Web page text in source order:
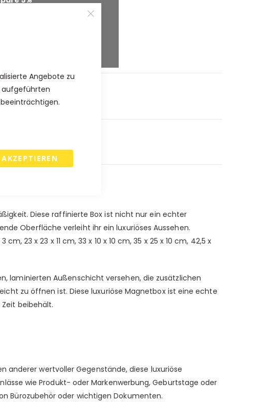
Angebote zu
aufgeführten
AKZEPTIEREN
Diese raffinierte Box ist nicht nur ein echter
Oberfläche verleiht ihr ein luxuriöses Aussehen.
23 x 23 x 11 cm, 33 x 10 x 10 cm, 35 x 25 x 10 cm, 42,5 x
laminierten Außenschicht versehen, die zusätzlichen
zu öffnen ist. Diese luxuriöse Magnetbox ist eine echte
beibehält.
anderer wertvoller Gegenstände, diese luxuriöse
wie Produkt- oder Markenwerbung, Geburtstage oder
Bürozubehör oder wichtigen Dokumenten.